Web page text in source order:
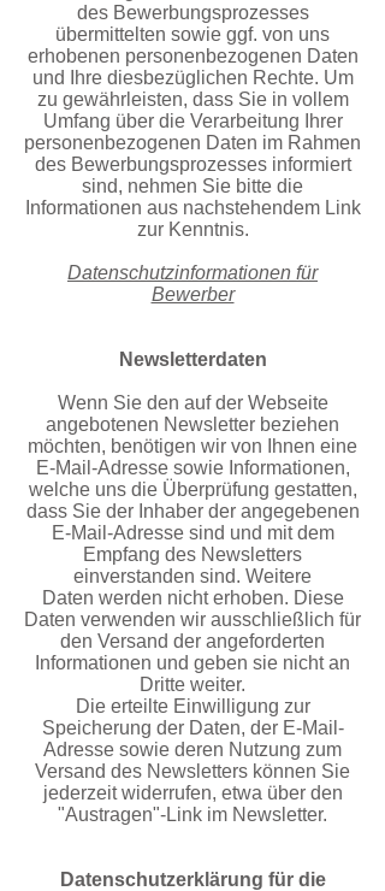
des Bewerbungsprozesses
übermittelten sowie ggf. von uns
erhobenen personenbezogenen Daten
und Ihre diesbezüglichen Rechte. Um
zu gewährleisten, dass Sie in vollem
Umfang über die Verarbeitung Ihrer
personenbezogenen Daten im Rahmen
des Bewerbungsprozesses informiert
sind, nehmen Sie bitte die
Informationen aus nachstehendem Link
zur Kenntnis.
Datenschutzinformationen für
Bewerber
Newsletterdaten
Wenn Sie den auf der Webseite
angebotenen Newsletter beziehen
möchten, benötigen wir von Ihnen eine
E-Mail-Adresse sowie Informationen,
welche uns die Überprüfung gestatten,
dass Sie der Inhaber der angegebenen
E-Mail-Adresse sind und mit dem
Empfang des Newsletters
einverstanden sind. Weitere
Daten werden nicht erhoben. Diese
Daten verwenden wir ausschließlich für
den Versand der angeforderten
Informationen und geben sie nicht an
Dritte weiter.
Die erteilte Einwilligung zur
Speicherung der Daten, der E-Mail-
Adresse sowie deren Nutzung zum
Versand des Newsletters können Sie
jederzeit widerrufen, etwa über den
"Austragen"-Link im Newsletter.
Datenschutzerklärung für die